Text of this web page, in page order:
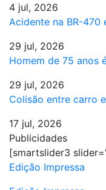
4 jul, 2026
Acidente na BR-
29 jul, 2026
Homem de 75 anos
29 jul, 2026
Colisão entre carro
17 jul, 2026
Publicidades
[smartslider3
Edição Impressa